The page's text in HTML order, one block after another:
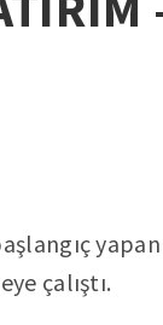
çalıştı.